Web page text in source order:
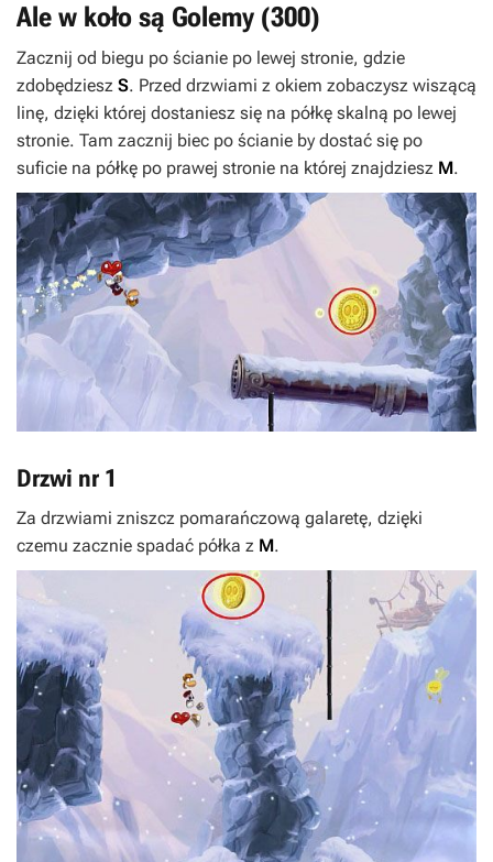
Ale w koło są Golemy (300)
Zacznij od biegu po ścianie po lewej stronie, gdzie
zdobędziesz S. Przed drzwiami z okiem zobaczysz wiszącą
linę, dzięki której dostaniesz się na półkę skalną po lewej
stronie. Tam zacznij biec po ścianie by dostać się po
suficie na półkę po prawej stronie na której znajdziesz M.
Drzwi nr 1
Za drzwiami zniszcz pomarańczową galaretę, dzięki
czemu zacznie spadać półka z M.